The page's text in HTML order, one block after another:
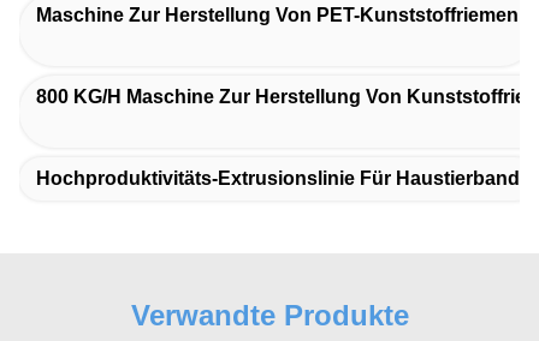
Maschine Zur Herstellung Von PET-Kunststoffriemen
800 KG/h Maschine Zur Herstellung Von
Hochproduktivitäts-Extrusionslinie Für Haustierband
Verwandte Produkte